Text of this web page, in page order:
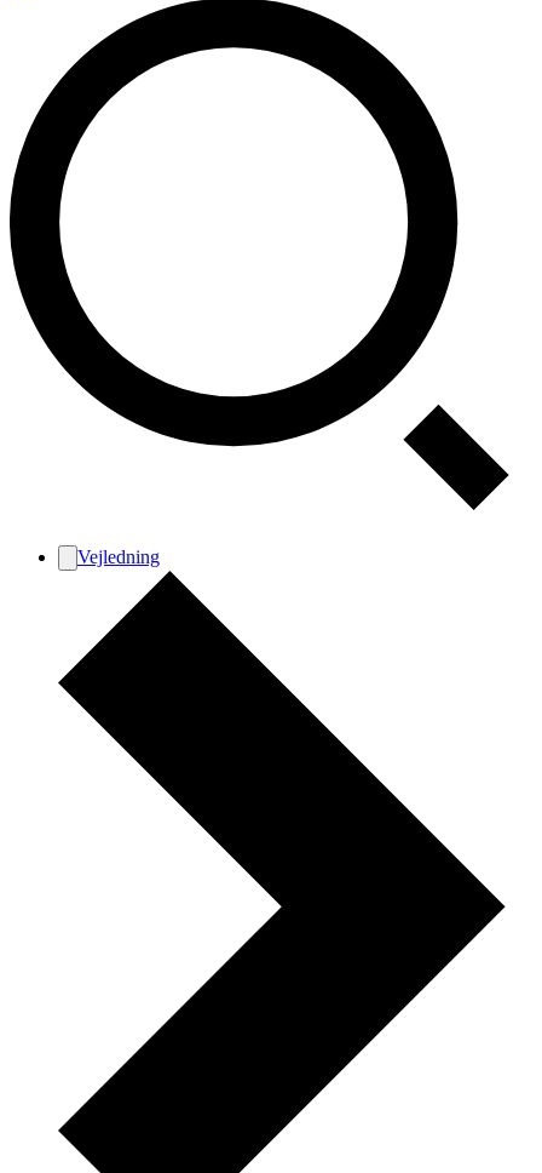
Vejledning